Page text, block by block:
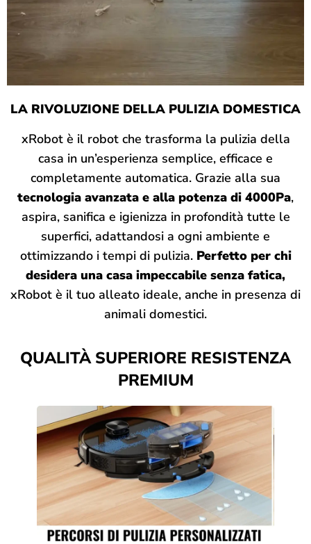
LA RIVOLUZIONE DELLA PULIZIA DOMESTICA
xRobot è il robot che trasforma la pulizia della
casa in un’esperienza semplice, efficace e
completamente automatica. Grazie alla sua
tecnologia avanzata e alla potenza di 4000Pa,
aspira, sanifica e igienizza in profondità tutte le
superfici, adattandosi a ogni ambiente e
ottimizzando i tempi di pulizia. Perfetto per chi
desidera una casa impeccabile senza fatica,
xRobot è il tuo alleato ideale, anche in presenza di
animali domestici.
QUALITÀ SUPERIORE RESISTENZA
PREMIUM